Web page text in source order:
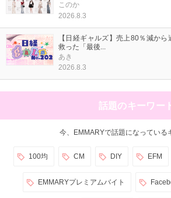
このか
2026.8.3
【日経ギャルズ】売上80％減か
救った「最後...
あき
2026.8.3
話題のキーワー
今、EMMARYで話題になっている
100均 CM DIY EFM
EMMARYプレミアムバイト